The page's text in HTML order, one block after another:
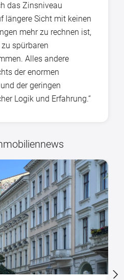
das Zinsniveau
längere Sicht mit keinen
mehr zu rechnen ist,
spürbaren
Alles andere
der enormen
der geringen
Logik und Erfahrung.“